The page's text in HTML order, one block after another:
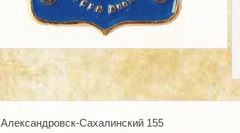
Александровск-Сахалинский 155